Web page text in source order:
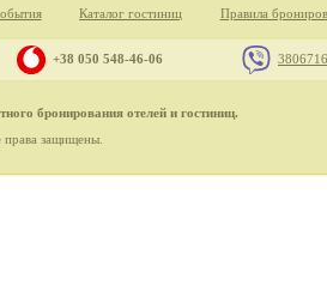
Каталог гостиниц Правила
+38 050 548-46-06
бронирования отелей и гостиниц.
защищены.